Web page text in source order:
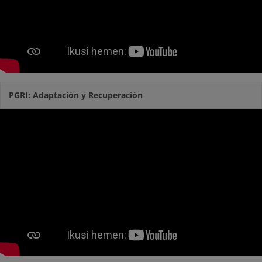
PGRI: Adaptación y Recuperación